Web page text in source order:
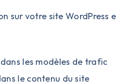
sur votre site
les modèles de trafic
le contenu du site